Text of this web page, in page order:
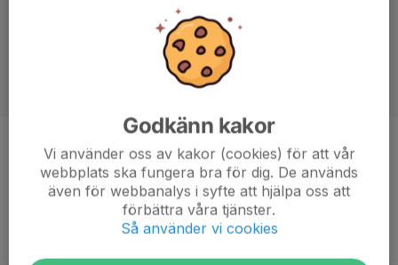
Position
Målvakt
Ålder
27 år
Godkänn kakor
Vi använder oss av kakor (cookies) för att vår
webbplats ska fungera bra för dig. De används
även för webbanalys i syfte att hjälpa oss att
förbättra våra tjänster.
Så använder vi cookies